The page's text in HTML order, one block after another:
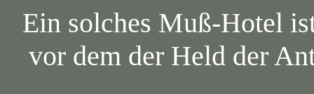
Ein solches Muß-Hotel
vor dem der Held der